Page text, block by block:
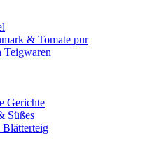
& Tomate pur
Gerichte
Süßes